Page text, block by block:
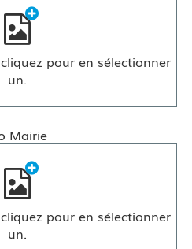
pour en sélectionner
un.
Mairie
pour en sélectionner
un.